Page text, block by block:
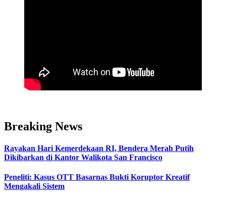
Breaking News
Rayakan Hari Kemerdekaan RI, Bendera Merah Putih
Dikibarkan di Kantor Walikota San Francisco
Peneliti: Kasus OTT Basarnas Bukti Koruptor Kreatif
Mengakali Sistem